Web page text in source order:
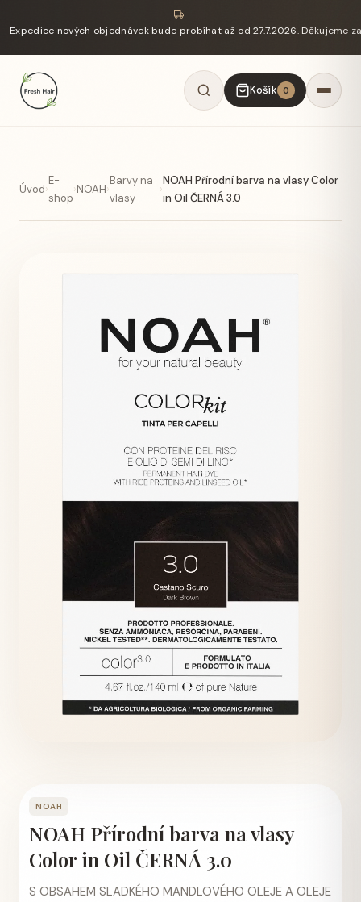
Expedice nových objednávek bude probíhat až od 27.7.2026. Děkujeme
Košík 0
Úvod›
E-
shop
›NOAH›
Barvy na
vlasy
›
NOAH Přírodní barva na vlasy Color
in Oil ČERNÁ 3.0
NOAH
NOAH Přírodní barva na vlasy
Color in Oil ČERNÁ 3.0
S OBSAHEM SLADKÉHO MANDLOVÉHO OLEJE A OLEJE